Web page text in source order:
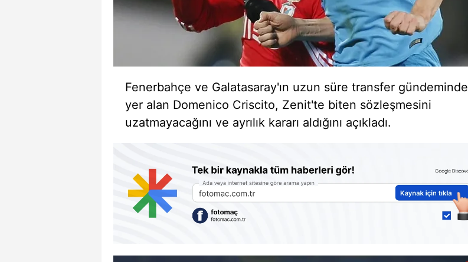
Fenerbahçe ve Galatasaray'ın uzun süre transfer gündeminde
yer alan Domenico Criscito, Zenit'te biten sözleşmesini
uzatmayacağını ve ayrılık kararı aldığını açıkladı.